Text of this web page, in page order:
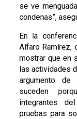
se ve
condenas”,
En la
Alfaro Ramírez,
mostrar que en
las actividades
argumento
suceden
integrantes
pruebas para